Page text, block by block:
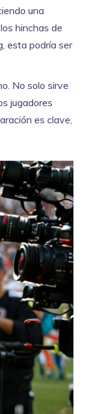
una
hinchas de
esta podría ser
No solo sirve
jugadores
es clave,